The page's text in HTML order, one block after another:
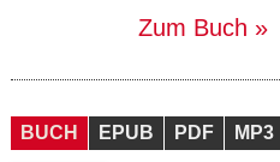
Zum Buch
BUCH EPUB PDF MP3